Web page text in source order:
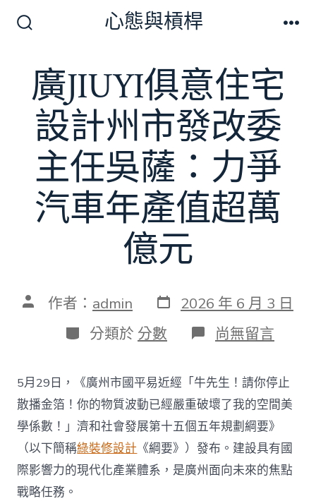
切
換
開
關
心態與槓桿
廣JIUYI俱意住宅
設計州市發改委
主任吳薩：力爭
汽車年產值超萬
億元
文 作者： admin 發
表
日
期
2026 年 6 月 3 日
分
類
分類於 分數 在
〈廣
俱
意
住
宅
設
計
州
市
尚無留言
5月29日，《廣州市國平易近經「牛先生！請你停止
散播金箔！你的物質波動已經嚴重破壞了我的空間美
學係數！」濟和社會發展第十五個五年規劃綱要》
（以下簡稱綠裝修設計 《綱要》）發布。建設具有國
際影響力的現代化產業體系，是廣州面向未來的焦點
戰略任務。